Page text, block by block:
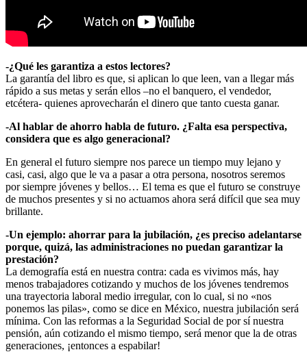
-¿Qué les garantiza a estos lectores?
La garantía del libro es que, si aplican lo que leen, van a llegar más
rápido a sus metas y serán ellos –no el banquero, el vendedor,
etcétera- quienes aprovecharán el dinero que tanto cuesta ganar.
-Al hablar de ahorro habla de futuro. ¿Falta esa perspectiva,
considera que es algo generacional?
En general el futuro siempre nos parece un tiempo muy lejano y
casi, casi, algo que le va a pasar a otra persona, nosotros seremos
por siempre jóvenes y bellos… El tema es que el futuro se construye
de muchos presentes y si no actuamos ahora será difícil que sea muy
brillante.
-Un ejemplo: ahorrar para la jubilación, ¿es preciso adelantarse
porque, quizá, las administraciones no puedan garantizar la
prestación?
La demografía está en nuestra contra: cada es vivimos más, hay
menos trabajadores cotizando y muchos de los jóvenes tendremos
una trayectoria laboral medio irregular, con lo cual, si no «nos
ponemos las pilas», como se dice en México, nuestra jubilación será
mínima. Con las reformas a la Seguridad Social de por sí nuestra
pensión, aún cotizando el mismo tiempo, será menor que la de otras
generaciones, ¡entonces a espabilar!